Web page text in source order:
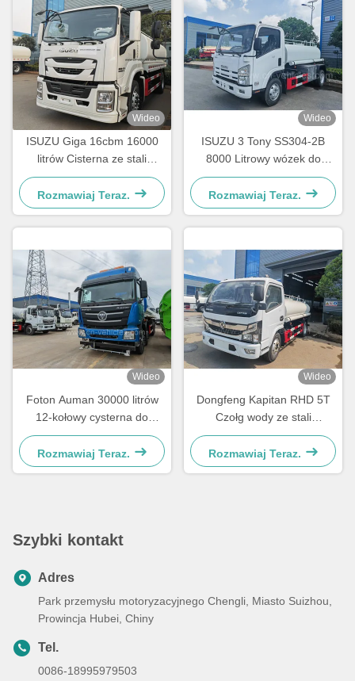
Wideo
ISUZU Giga 16cbm 16000
litrów Cisterna ze stali
nierdzewnej do transportu
wody pitnej
Rozmawiaj Teraz.
Wideo
ISUZU 3 Tony SS304-2B
8000 Litrowy wózek do
rozpylania wody
Rozmawiaj Teraz.
Wideo
Foton Auman 30000 litrów
12-kołowy cysterna do
dystrybucji wody SS304
Rozmawiaj Teraz.
Wideo
Dongfeng Kapitan RHD 5T
Czołg wody ze stali
nierdzewnej 8000 litrów
Rozmawiaj Teraz.
Szybki kontakt
Adres
Park przemysłu motoryzacyjnego Chengli, Miasto Suizhou,
Prowincja Hubei, Chiny
Tel.
0086-18995979503